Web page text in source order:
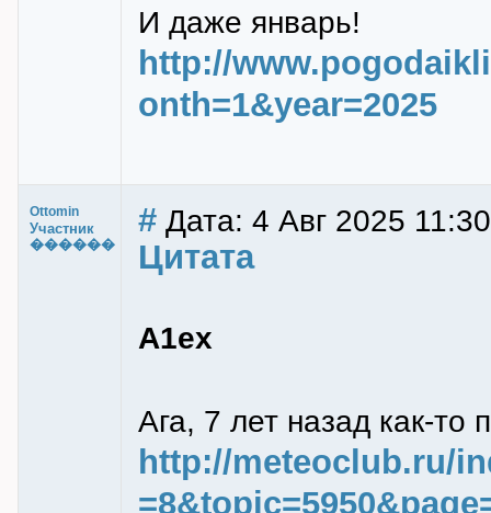
И даже январь!
http://
onth=1&year=2025
Ottomin
Участник
������
# Дата: 4 Авг 2025 11:30
Цитата
A1ex
Ага, 7 лет назад как-то
http://meteoclub.ru/